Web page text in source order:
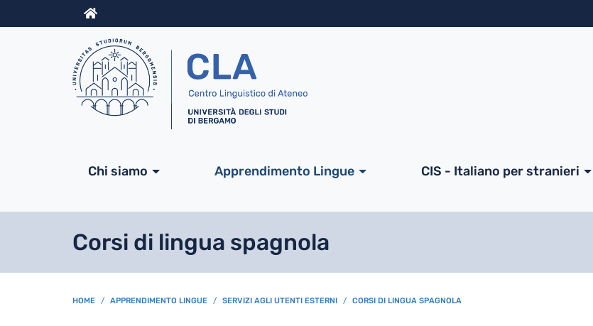
Info
Navigazione principale
Chi siamo Apprendimento Lingue CIS - Italiano per stranieri
Corsi di lingua spagnola
BREADCRUMB
HOME APPRENDIMENTO LINGUE SERVIZI AGLI UTENTI ESTERNI CORSI DI LINGUA SPAGNOLA